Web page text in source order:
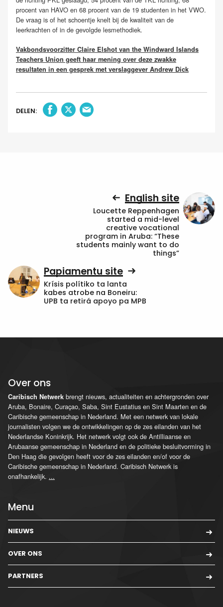
procent van HAVO en 68 procent van de 19 studenten in het VWO.
De vraag is of het schoentje knelt bij de kwaliteit van de
leerkrachten of in de gevolgde lesmethodiek.
Vakbondsvoorzitter Claire Elshot van the Windward Islands
Teachers Union geeft haar mening over deze zwakke
resultaten in een gesprek met verslaggever Andrew Dick
DELEN:
English site
Loucette Reppenhagen
started a mid-level
creative vocational
program in Aruba: “These
students mainly want to do
things”
Papiamentu site
Krísis polítiko ta lanta
kabes atrobe na Boneiru:
UPB ta retirá apoyo pa MPB
Over ons
Caribisch Netwerk brengt nieuws, actualiteiten en achtergronden over
Aruba, Bonaire, Curaçao, Saba, Sint Eustatius en Sint Maarten en de
Caribische gemeenschap in Nederland. Met een netwerk van lokale
journalisten volgen we de ontwikkelingen op de zes eilanden van het
Nederlandse Koninkrijk. Het netwerk volgt ook de Antilliaanse en
Arubaanse gemeenschap in Nederland en de politieke besluitvorming in
Den Haag die gevolgen heeft voor de zes eilanden en/of voor de
Caribische gemeenschap in Nederland. Caribisch Netwerk is
onafhankelijk. ...
Menu
NIEUWS
OVER ONS
PARTNERS